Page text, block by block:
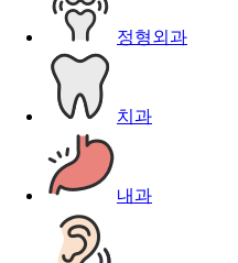
정형외과
치과
내과